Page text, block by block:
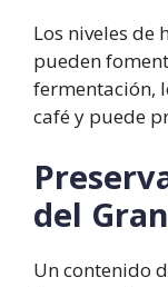
Los niveles de
pueden
fermentación,
café y puede
del
Un contenido